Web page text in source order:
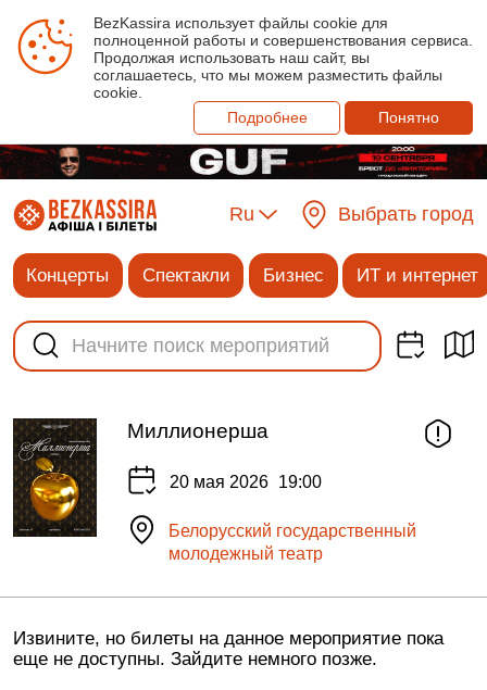
BezKassira использует файлы cookie для
полноценной работы и совершенствования сервиса.
Продолжая использовать наш сайт, вы
соглашаетесь, что мы можем разместить файлы
cookie.
Подробнее
Понятно
Ru Выбрать город
Концерты Спектакли Бизнес ИТ и интернет
Миллионерша
20 мая 2026 19:00
Белорусский государственный
молодежный театр
Извините, но билеты на данное мероприятие пока
еще не доступны. Зайдите немного позже.